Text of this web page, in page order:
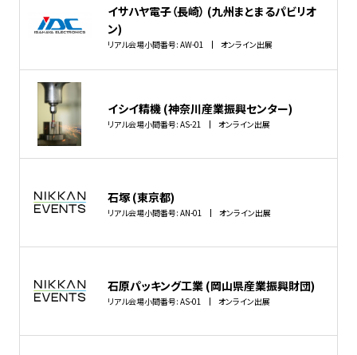
イサハヤ電子（長崎） (九州まとまるパビリオ
ン)
リアル会場小間番号: AW-01 オンライン出展
イシイ精機 (神奈川産業振興センター)
リアル会場小間番号: AS-21 オンライン出展
石塚 (東京都)
リアル会場小間番号: AN-01 オンライン出展
石原パッキング工業 (岡山県産業振興財団)
リアル会場小間番号: AS-01 オンライン出展